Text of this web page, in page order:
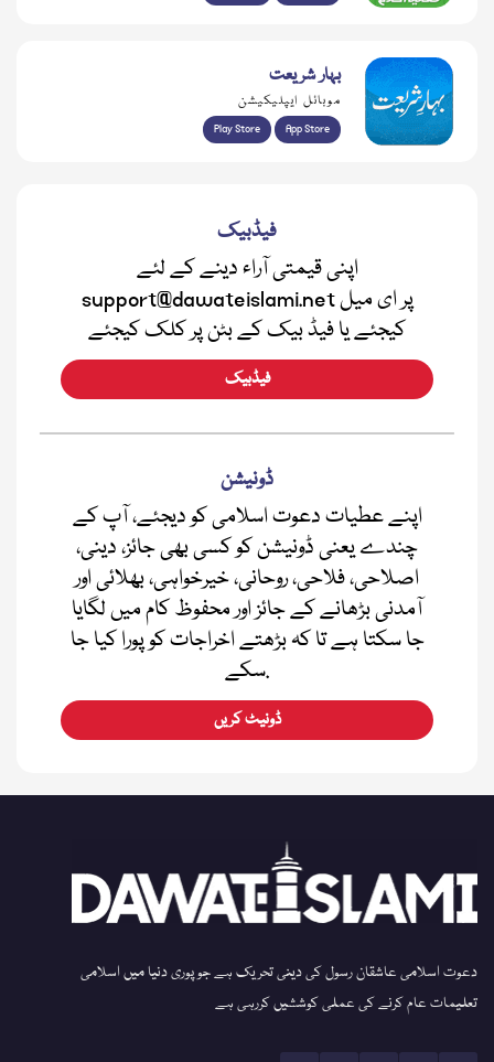
بہار شریعت
موبائل ایپلیکیشن
Play Store App Store
فیڈبیک
اپنی قیمتی آراء دینے کے لئے
support@dawateislami.net پر ای میل
کیجئے یا فیڈ بیک کے بٹن پر کلک کیجئے
فیڈبیک
ڈونیشن
اپنے عطیات دعوت اسلامی کو دیجئے، آپ کے
چندے یعنی ڈونیشن کو کسی بھی جائز، دینی،
اصلاحی، فلاحی، روحانی، خیرخواہی، بھلائی اور
آمدنی بڑھانے کے جائز اور محفوظ کام میں لگایا
جا سکتا ہے تا کہ بڑھتے اخراجات کو پورا کیا جا
سکے.
ڈونیٹ کریں
دعوت اسلامی عاشقان رسول کی دینی تحریک ہے جو پوری دنیا میں اسلامی
تعلیمات عام کرنے کی عملی کوششیں کررہی ہے